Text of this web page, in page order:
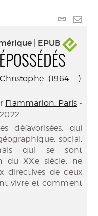
Lien
| EPUB
(1964-....).
Flammarion. Paris -
défavorisées, qui
social,
qui se sont
du XXe siècle, ne
directives de ceux
vivre et comment